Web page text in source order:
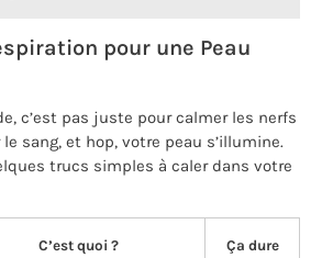
pour une Peau
c’est pas juste pour calmer les nerfs
sang, et hop, votre peau s’illumine.
trucs simples à caler dans votre
C’est quoi ?
Ça dure